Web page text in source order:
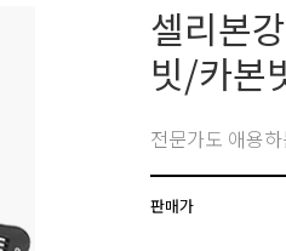
셀리본
빗/카본
전문가도 애용
판매가